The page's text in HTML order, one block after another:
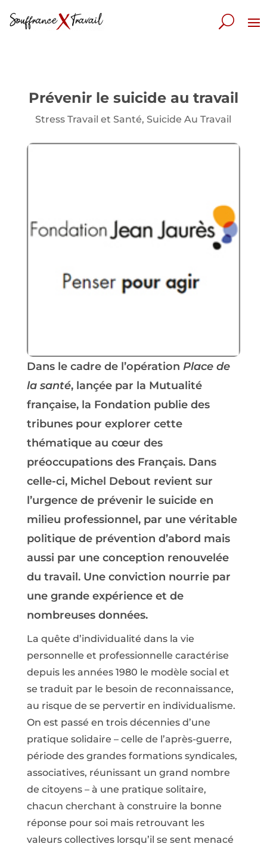
Prévenir le suicide au travail
Stress Travail et Santé,Suicide Au Travail
Dans le cadre de l’opération Place de
la santé, lançée par la Mutualité
française, la Fondation publie des
tribunes pour explorer cette
thématique au cœur des
préoccupations des Français. Dans
celle-ci, Michel Debout revient sur
l’urgence de prévenir le suicide en
milieu professionnel, par une véritable
politique de prévention d’abord mais
aussi par une conception renouvelée
du travail. Une conviction nourrie par
une grande expérience et de
nombreuses données.
La quête d’individualité dans la vie
personnelle et professionnelle caractérise
depuis les années 1980 le modèle social et
se traduit par le besoin de reconnaissance,
au risque de se pervertir en individualisme.
On est passé en trois décennies d’une
pratique solidaire – celle de l’après-guerre,
période des grandes formations syndicales,
associatives, réunissant un grand nombre
de citoyens – à une pratique solitaire,
chacun cherchant à construire la bonne
réponse pour soi mais retrouvant les
valeurs collectives lorsqu’il se sent menacé